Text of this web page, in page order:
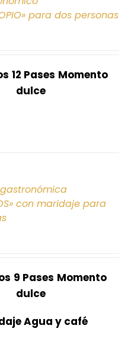
para dos personas
12 Pases Momento
dulce
con maridaje para
9 Pases Momento
dulce
Agua y café